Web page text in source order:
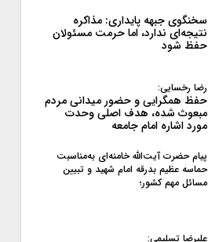
سخنگوی جبهه پایداری: مذاکره
نتیجه‌ای ندارد، اما حرمت مسئولان
حفظ شود
رضا رخسایی:
حفظ همگرایی و حضور میدانی مردم
مبعوث شده، هدف اصلی وحدت
مورد اشاره امام جامعه
پیام حضرت آیت‌الله خامنه‌ای به‌مناسبت
حماسه عظیم بدرقه امام شهید و تبیین
مسائل مهم کشور؛
علیرضا تسلیمی: